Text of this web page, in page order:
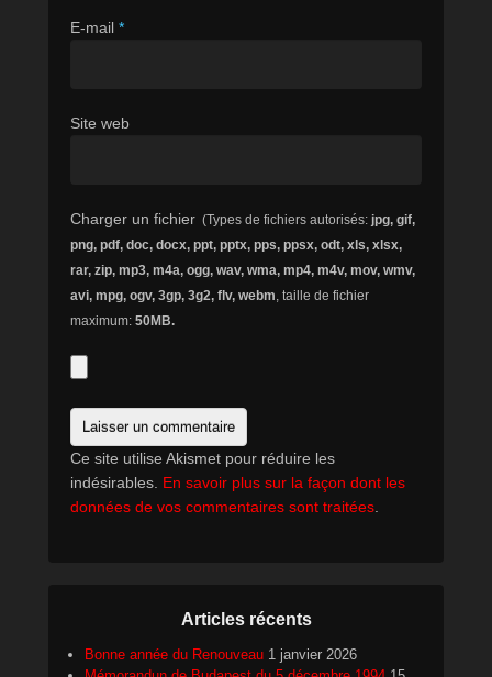
E-mail *
Site web
Charger un fichier (Types de fichiers autorisés: jpg, gif,
png, pdf, doc, docx, ppt, pptx, pps, ppsx, odt, xls, xlsx,
rar, zip, mp3, m4a, ogg, wav, wma, mp4, m4v, mov, wmv,
avi, mpg, ogv, 3gp, 3g2, flv, webm , taille de fichier
maximum: 50MB.
Ce site utilise Akismet pour réduire les
indésirables. En savoir plus sur la façon dont les
données de vos commentaires sont traitées
Articles récents
Bonne année du Renouveau 1 janvier 2026